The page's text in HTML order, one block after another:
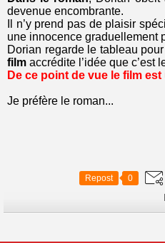
devenue encombrante.
Il n’y prend pas de plaisir
une innocence graduellement
Dorian regarde le tableau
film accrédite l’idée que c’est
De ce point de vue le film
Je préfère le roman...
Repost 0